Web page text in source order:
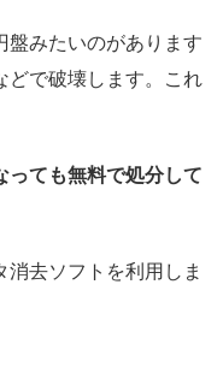
盤みたいのがあります
どで破壊します。これ
っても無料で処分して
去ソフトを利用しま